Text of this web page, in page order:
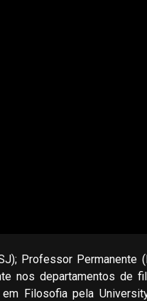
Professor Permanente
nos departamentos de
Filosofia pela